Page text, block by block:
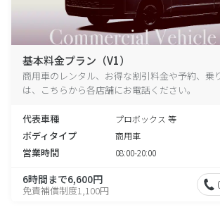
基本料金プラン（V1）
商用車のレンタル、お得な割引料金や予約、乗
は、こちらから各店舗にお電話ください。
代表車種 プロボックス 等
ボディタイプ 商用車
営業時間 08:00-20:00
6時間まで6,600円
免責補償制度1,100円